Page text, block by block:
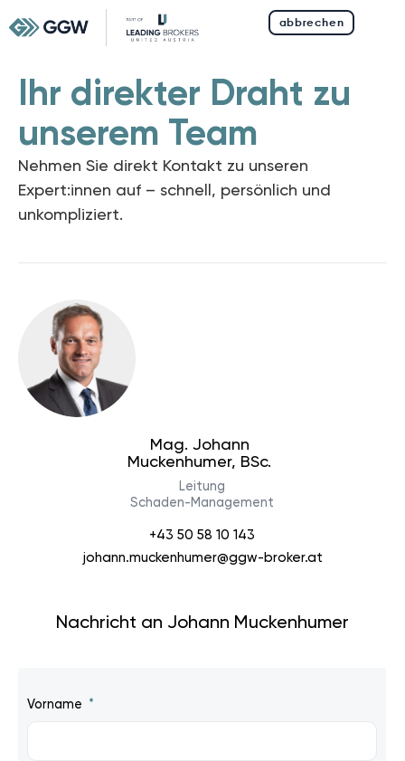
abbrechen
Ihr direkter Draht zu
unserem Team
Nehmen Sie direkt Kontakt zu unseren
Expert:innen auf – schnell, persönlich und
unkompliziert.
Mag. Johann
Muckenhumer, BSc.
Leitung
Schaden-Management
+43 50 58 10 143
johann.muckenhumer@ggw-broker.at
Nachricht an Johann Muckenhumer
Vorname